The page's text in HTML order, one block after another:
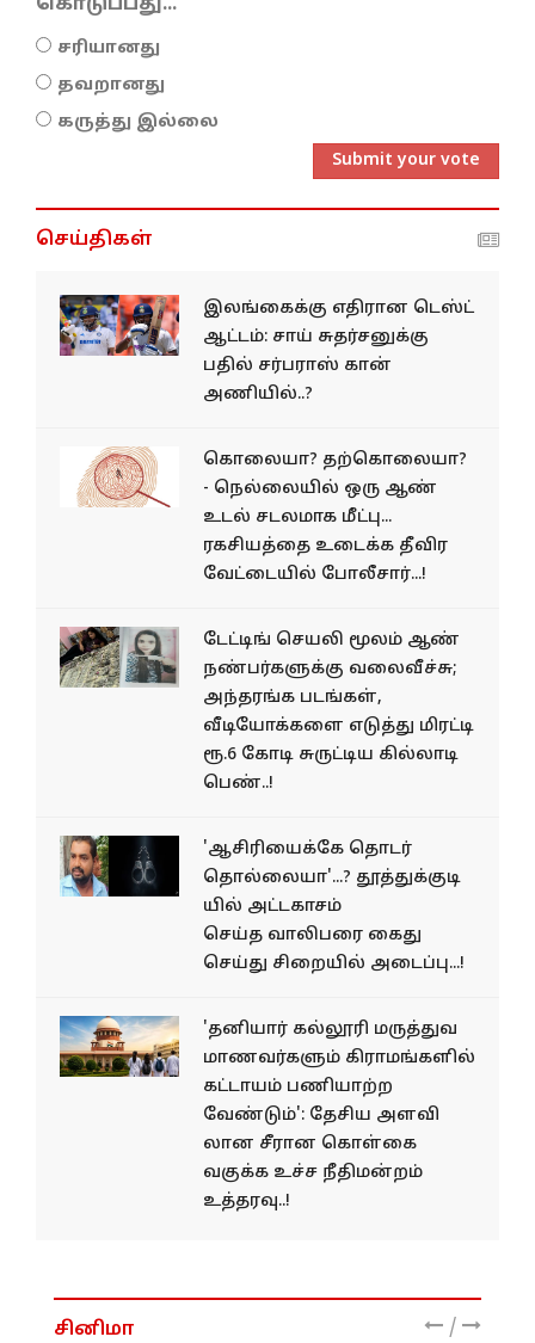
சரியானது
தவறானது
கருத்து இல்லை
Submit your vote
செய்திகள்
இலங்கைக்கு எதிரான டெஸ்ட்
ஆட்டம்: சாய் சுதர்சனுக்கு
பதில் சர்பராஸ் கான்
அணியில்..?
கொலையா? தற்கொலையா?
- நெல்லையில் ஒரு ஆண்
உடல் சடலமாக மீட்பு...
ரகசியத்தை உடைக்க தீவிர
வேட்டையில் போலீசார்...!
டேட்டிங் செயலி மூலம் ஆண்
நண்பர்களுக்கு வலைவீச்சு;
அந்தரங்க படங்கள்,
வீடியோக்களை எடுத்து மிரட்டி
ரூ.6 கோடி சுருட்டிய கில்லாடி
பெண்..!
'ஆசிரியைக்கே தொடர்
தொல்லையா'...? தூத்துக்குடி
யில் அட்டகாசம்
செய்த வாலிபரை கைது
செய்து சிறையில் அடைப்பு...!
'தனியார் கல்லூரி மருத்துவ
மாணவர்களும் கிராமங்களில்
கட்டாயம் பணியாற்ற
வேண்டும்': தேசிய அளவி​
லான சீரான கொள்​கை
வகுக்க உச்ச நீதிமன்றம்
உத்தரவு..!
சினிமா /